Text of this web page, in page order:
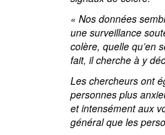
« Nos données
une surveillance
colère, quelle qu’en
fait, il cherche à y
Les chercheurs ont
personnes plus
et intensément aux
général que les